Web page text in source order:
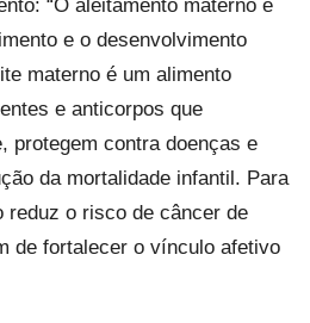
“O aleitamento materno é
e o desenvolvimento
materno é um alimento
e anticorpos que
protegem contra doenças e
da mortalidade infantil. Para
reduz o risco de câncer de
de fortalecer o vínculo afetivo